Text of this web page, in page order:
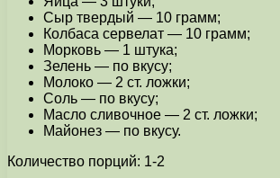
Сыр твердый — 10 грамм;
Колбаса сервелат — 10 грамм;
Морковь — 1 штука;
Зелень — по вкусу;
Молоко — 2 ст. ложки;
Соль — по вкусу;
Масло сливочное — 2 ст. ложки;
Майонез — по вкусу.
Количество порций: 1-2